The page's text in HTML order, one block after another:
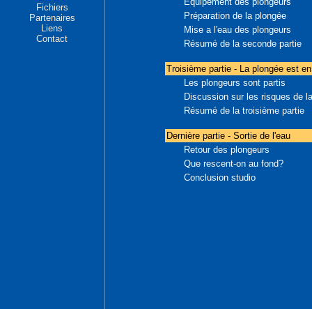
Fichiers
Partenaires
Liens
Contact
Préparation de la plongée
Mise a l'eau des plongeurs
Résumé de la seconde partie
Troisième partie - La plongée est
Les plongeurs sont partis
Discussion sur les risques de
Résumé de la troisième partie
Dernière partie - Sortie de l'eau
Retour des plongeurs
Que rescent-on au fond?
Conclusion studio